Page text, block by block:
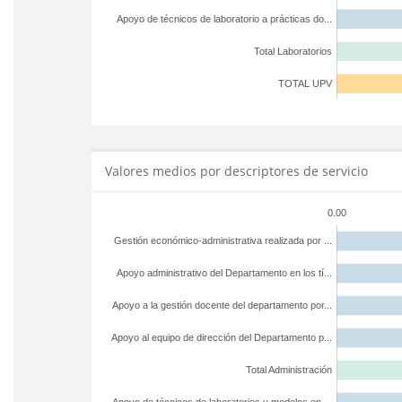
TOTAL UPV
Total Laboratorios
Apoyo de técnicos de laboratorio a prácticas do...
Valores medios por descriptores de servicio
0.00
Total Administración
Apoyo al equipo de dirección del Departamento p...
Apoyo a la gestión docente del departamento por...
Apoyo administrativo del Departamento en los tí...
Gestión económico-administrativa realizada por ...